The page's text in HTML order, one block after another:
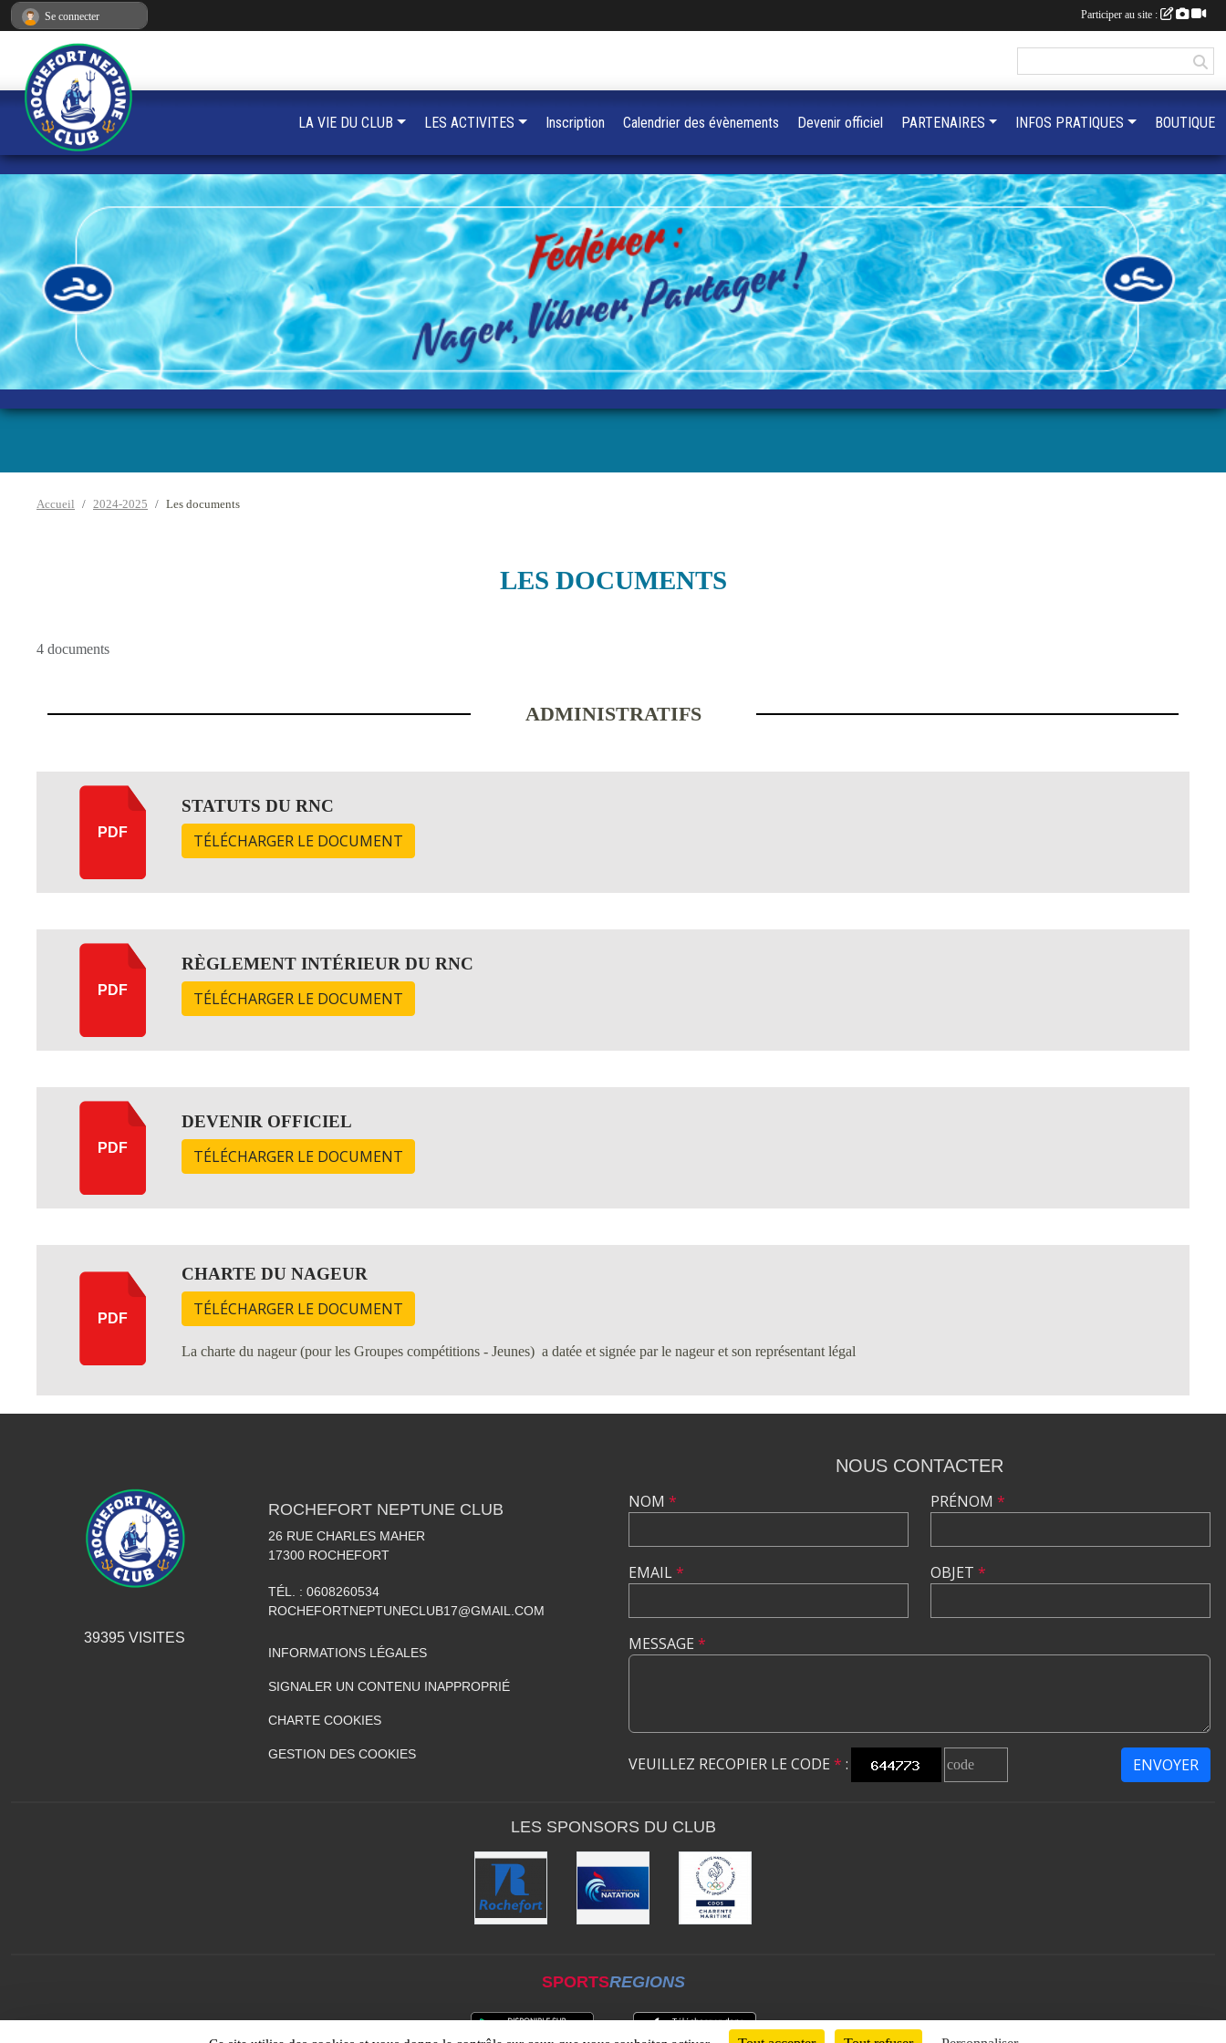
Accueil 2024-2025 Les documents
LES DOCUMENTS
4 documents
ADMINISTRATIFS
PDF
STATUTS DU RNC
TÉLÉCHARGER LE DOCUMENT
PDF
RÈGLEMENT INTÉRIEUR DU RNC
TÉLÉCHARGER LE DOCUMENT
PDF
DEVENIR OFFICIEL
TÉLÉCHARGER LE DOCUMENT
PDF
CHARTE DU NAGEUR
TÉLÉCHARGER LE DOCUMENT
La charte du nageur (pour les Groupes compétitions - Jeunes) a datée et signée par le nageur et son représentant légal
LA VIE DU CLUB LES ACTIVITES Inscription Calendrier des évènements Devenir officiel PARTENAIRES INFOS PRATIQUES BOUTIQUE
39395VISITES
ROCHEFORT NEPTUNE CLUB
26 RUE CHARLES MAHER
17300 ROCHEFORT
TÉL. : 0608260534
ROCHEFORTNEPTUNECLUB17@GMAIL.COM
INFORMATIONS LÉGALES
SIGNALER UN CONTENU INAPPROPRIÉ
CHARTE COOKIES
GESTION DES COOKIES
NOUS CONTACTER
NOM *
EMAIL*
PRÉNOM *
OBJET *
MESSAGE *
VEUILLEZ RECOPIER LE CODE * : ENVOYER
LES SPONSORS DU CLUB
SPORTSREGIONS
Se connecter Participer au site :
Panneau de gestion des cookies